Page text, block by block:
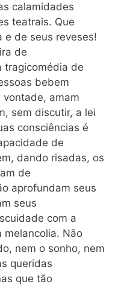
calamidades
teatrais. Que
e de seus reveses!
de
tragicomédia de
bebem
vontade, amam
sem discutir, a lei
consciências é
de
dando risadas, os
de
aprofundam seus
seus
com a
melancolia. Não
nem o sonho, nem
queridas
que tão